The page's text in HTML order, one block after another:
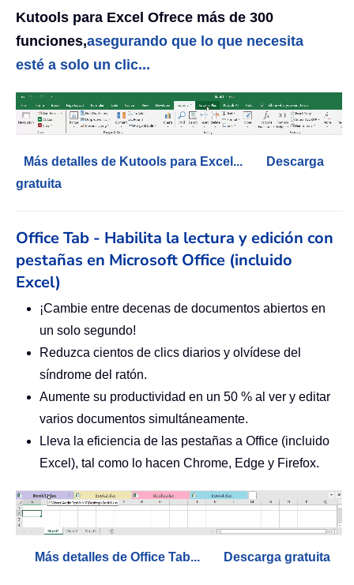
Kutools para Excel Ofrece más de 300
funciones,asegurando que lo que necesita
esté a solo un clic...
Más detalles de Kutools para Excel...
Descarga
gratuita
Office Tab - Habilita la lectura y edición con
pestañas en Microsoft Office (incluido
Excel)
¡Cambie entre decenas de documentos abiertos en
un solo segundo!
Reduzca cientos de clics diarios y olvídese del
síndrome del ratón.
Aumente su productividad en un 50 % al ver y editar
varios documentos simultáneamente.
Lleva la eficiencia de las pestañas a Office (incluido
Excel), tal como lo hacen Chrome, Edge y Firefox.
Más detalles de Office Tab... Descarga gratuita